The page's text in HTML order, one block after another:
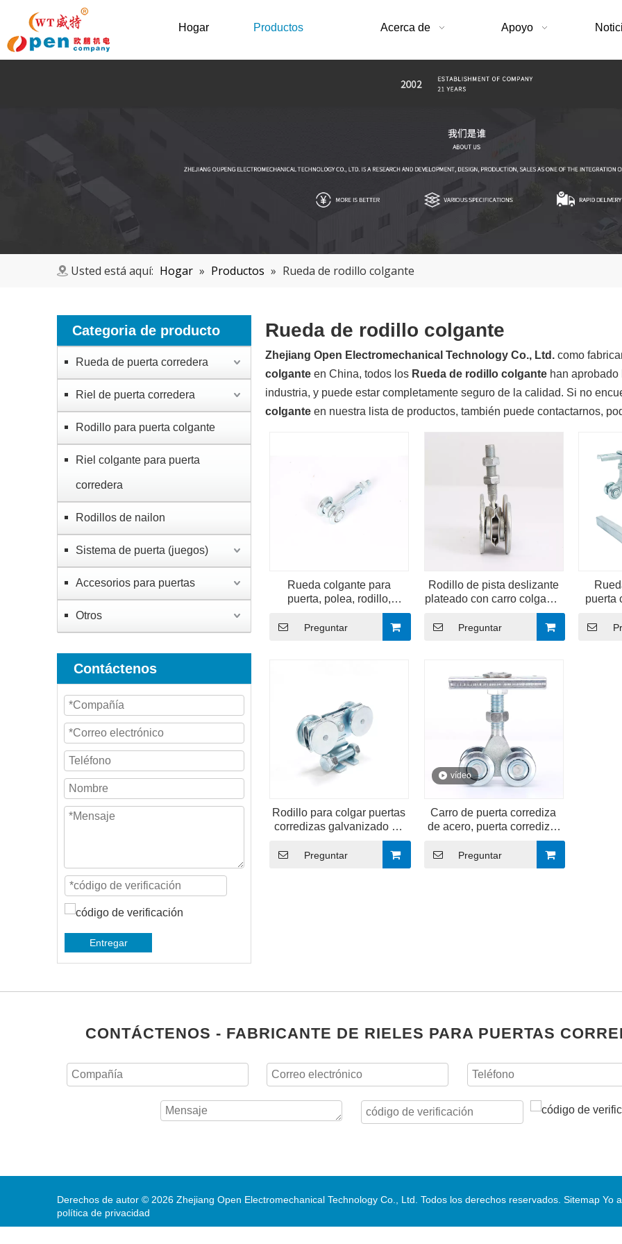
Hogar Productos Acerca de Apoyo
Usted está aquí: Hogar » Productos » Rueda de rodillo colgante
Categoria de producto
Rueda de puerta corredera
Riel de puerta corredera
Rodillo para puerta colgante
Riel colgante para puerta
corredera
Rodillos de nailon
Sistema de puerta (juegos)
Accesorios para puertas
Otros
Contáctenos
Entregar
Rueda de rodillo colgante
Zhejiang Open Electromechanical Technology Co., Ltd. como
colgante en China, todos los Rueda de rodillo colgante han
industria, y puede estar completamente seguro de la calidad. Si no
colgante en nuestra lista de productos, también puede contactarnos,
Rueda colgante para
puerta, polea, rodillo,
accesorio para puerta de
vidrio, 38mm
Preguntar
Rodillo de pista deslizante
plateado con carro colgante
con riel de acero de 75 mm
Preguntar
puerta
Rodillo para colgar puertas
corredizas galvanizado de
Preguntar
vídeo
Carro de puerta corrediza
de acero, puerta corrediza,
rodillo superior, rueda
colgante para puerta de
Preguntar
CONTÁCTENOS - FABRICANTE DE RIELES PARA PUERTAS
Derechos de autor © 2026 Zhejiang Open Electromechanical Technology Co., Ltd. Todos los derechos reservados. Sitemap Yo
política de privacidad